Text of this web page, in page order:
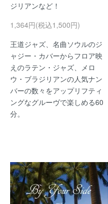
ジリアンなど！
1,364円(税込1,500円)
王道ジャズ、名曲ソウルのジ
ャジー・カバーからフロア映
えのラテン・ジャズ、メロ
ウ・ブラジリアンの人気ナン
バーの数々をアップリフティ
ングなグルーヴで楽しめる60
分。